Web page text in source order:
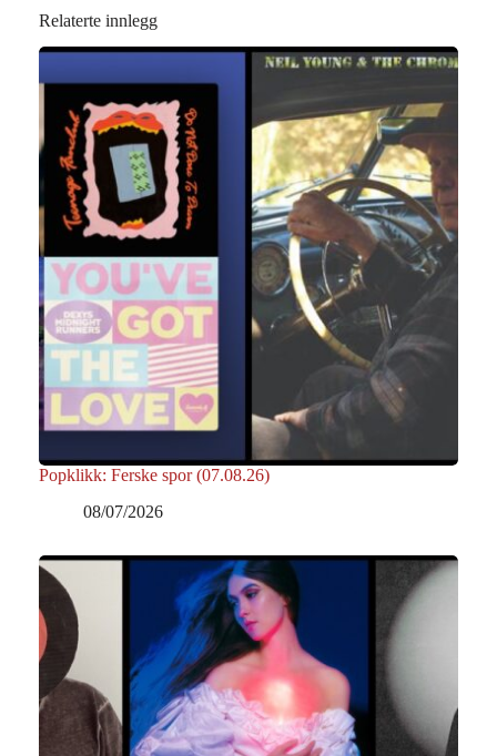
Relaterte innlegg
Popklikk: Ferske spor (07.08.26)
08/07/2026